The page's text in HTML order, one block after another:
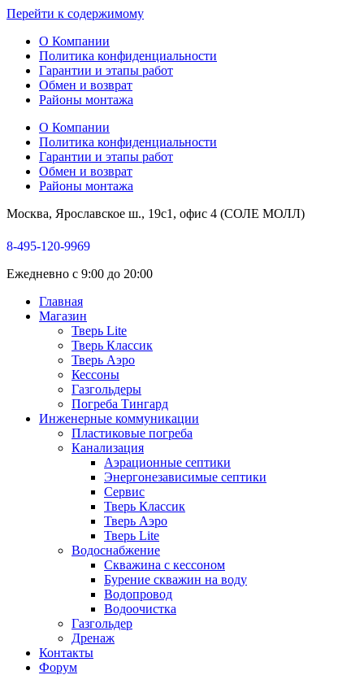
Перейти к содержимому
О Компании
Политика конфиденциальности
Гарантии и этапы работ
Обмен и возврат
Районы монтажа
О Компании
Политика конфиденциальности
Гарантии и этапы работ
Обмен и возврат
Районы монтажа
Москва, Ярославское ш., 19с1, офис 4 (СОЛЕ МОЛЛ)
8-495-120-9969
Ежедневно с 9:00 до 20:00
Главная
Магазин
Тверь Lite
Тверь Классик
Тверь Аэро
Кессоны
Газгольдеры
Погреба Тингард
Инженерные коммуникации
Пластиковые погреба
Канализация
Аэрационные септики
Энергонезависимые септики
Сервис
Тверь Классик
Тверь Аэро
Тверь Lite
Водоснабжение
Скважина с кессоном
Бурение скважин на воду
Водопровод
Водоочистка
Газгольдер
Дренаж
Контакты
Форум